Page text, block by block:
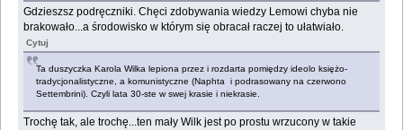
Gdzieszsz podręczniki. Chęci zdobywania wiedzy Lemowi chyba nie
brakowało...a środowisko w którym się obracał raczej to ułatwiało.
Cytuj
Ta duszyczka Karola Wilka lepiona przez i rozdarta pomiędzy ideolo księżo-
tradycjonalistyczne, a komunistyczne (Naphta i podrasowany na czerwono
Settembrini). Czyli lata 30-ste w swej krasie i niekrasie.
Trochę tak, ale trochę...ten mały Wilk jest po prostu wrzucony w takie